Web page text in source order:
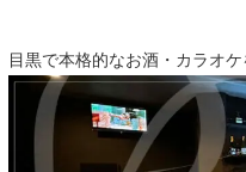
目黒で本格的なお酒・カラオ